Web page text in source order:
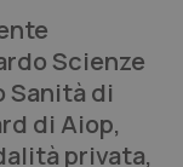
Scienze
Sanità di
di Aiop,
privata,